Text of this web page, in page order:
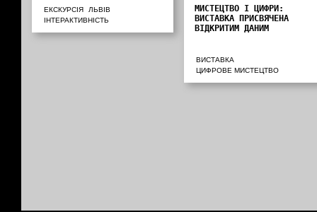
ЕКСКУРСІЯ
ЛЬВІВ
ІНТЕРАКТИВНІСТЬ
МИСТЕЦТВО І ЦИФРИ:
ВИСТАВКА ПРИСВЯЧЕНА
ВІДКРИТИМ ДАНИМ
ВИСТАВКА
ЦИФРОВЕ МИСТЕЦТВО